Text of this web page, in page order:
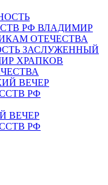
ЗАСЛУЖЕННЫЙ
ХРАПКОВ
ВЕЧЕР
РФ